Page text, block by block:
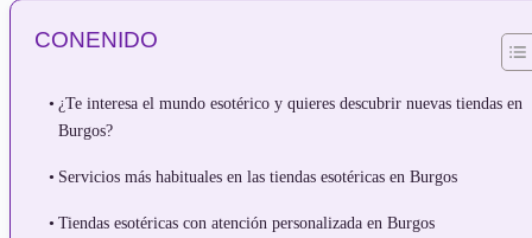
CONENIDO
¿Te interesa el mundo esotérico y quieres descubrir nuevas tiendas en
Burgos?
Servicios más habituales en las tiendas esotéricas en Burgos
Tiendas esotéricas con atención personalizada en Burgos